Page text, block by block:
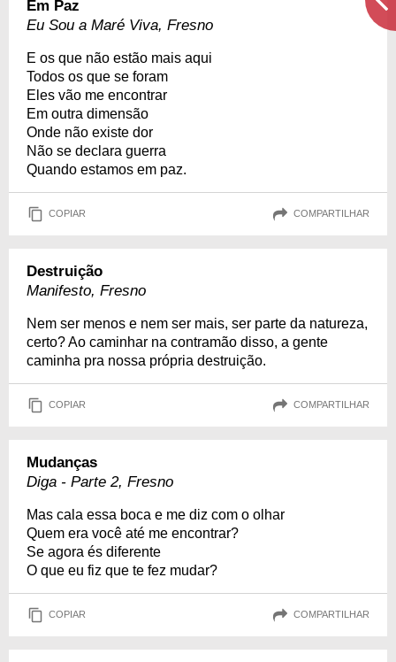
Em Paz
Eu Sou a Maré Viva, Fresno
E os que não estão mais aqui
Todos os que se foram
Eles vão me encontrar
Em outra dimensão
Onde não existe dor
Não se declara guerra
Quando estamos em paz.
COPIAR COMPARTILHAR
Destruição
Manifesto, Fresno
Nem ser menos e nem ser mais, ser parte da natureza,
certo? Ao caminhar na contramão disso, a gente
caminha pra nossa própria destruição.
COPIAR COMPARTILHAR
Mudanças
Diga - Parte 2, Fresno
Mas cala essa boca e me diz com o olhar
Quem era você até me encontrar?
Se agora és diferente
O que eu fiz que te fez mudar?
COPIAR COMPARTILHAR